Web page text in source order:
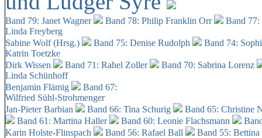
Band 79: Janet Wagner Band 78: Philip Franklin Orr
Band
Linda Freyberg
Sabine Wolf (Hrsg.)
Band 75: Denise Rudolph
Band 74:
Katrin Toetzke
Dirk Wissen
Band 71: Rahel Zoller
Band 70: Sabrina Lorenz
Linda Schünhoff
Benjamin Flämig
Band 67:
Wilfried Sühl-Strohmenger
Jan-Pieter Barbian
Band 66: Tina Schurig
Band 65: Christine
Band 61: Martina Haller
Band 60: Leonie Flachsmann
Karin Holste-Flinspach
Band 56: Rafael Ball
Band 55: